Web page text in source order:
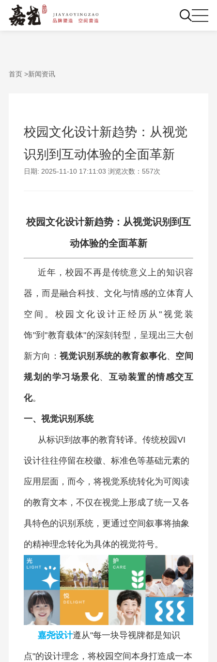
首页 >新闻资讯
校园文化设计新趋势：从视觉
识别到互动体验的全面革新
日期: 2025-11-10 17:11:03 浏览次数：557次
校园文化设计新趋势：从视觉识别到互
动体验的全面革新
近年，校园不再是传统意义上的知识容
器，而是融合科技、文化与情感的立体育人
空间。校园文化设计正经历从"视觉装
饰"到"教育载体"的深刻转型，呈现出三大创
新方向：视觉识别系统的教育叙事化、 空间
规划的学习场景化、 互动装置的情感交互
化。
一、视觉识别系统
从标识到故事的教育转译。传统校园VI
设计往往停留在校徽、标准色等基础元素的
应用层面，而今，将视觉系统转化为可阅读
的教育文本，不仅在视觉上形成了统一又各
具特色的识别系统，更通过空间叙事将抽象
的精神理念转化为具体的视觉符号。
嘉尧设计遵从"每一块导视牌都是知识
点"的设计理念，将校园空间本身打造成一本